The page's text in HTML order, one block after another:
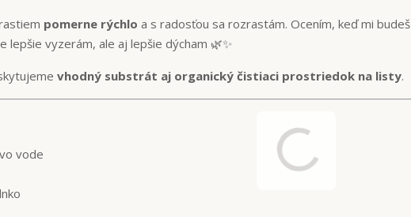
pomerne rýchlo a s radosťou sa rozrastám. Ocením, keď mi budeš
lepšie vyzerám, ale aj lepšie dýcham 🌿✨
vhodný substrát aj organický čistiaci prostriedok na listy.
vode